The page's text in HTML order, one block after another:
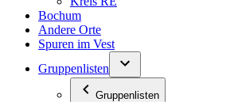
Bochum
Andere Orte
Spuren im Vest
Gruppenlisten
Gruppenlisten